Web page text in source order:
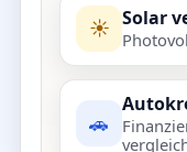
☀️ Solar
🚗